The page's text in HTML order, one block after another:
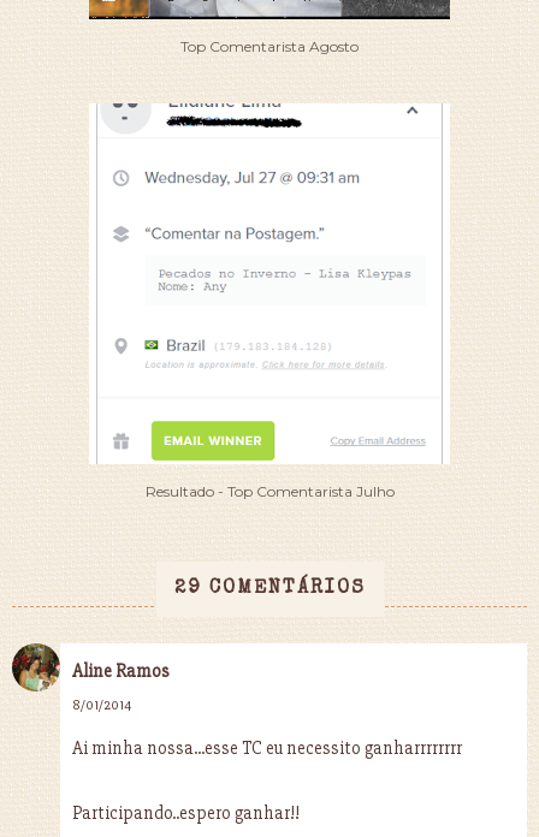
Top Comentarista Agosto
Resultado - Top Comentarista Julho
29 COMENTÁRIOS
Aline Ramos
8/01/2014
Ai minha nossa...esse TC eu necessito ganharrrrrrrr
Participando..espero ganhar!!